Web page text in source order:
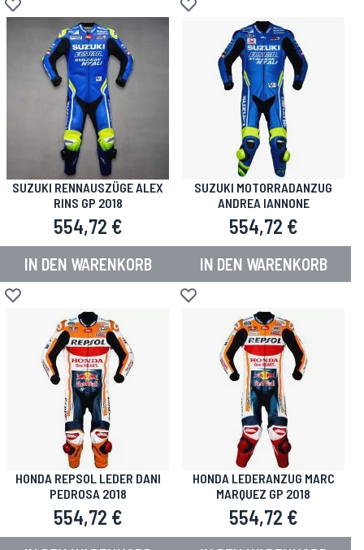
Zur Wunschliste hinzufügen Zur Wunschliste hinzufügen
SUZUKI RENNAUSZÜGE ALEX
RINS GP 2018
554,72 €
IN DEN WARENKORB
Zur Wunschliste hinzufügen
SUZUKI MOTORRADANZUG
ANDREA IANNONE
554,72 €
IN DEN WARENKORB
Zur Wunschliste hinzufügen
HONDA REPSOL LEDER DANI
PEDROSA 2018
554,72 €
HONDA LEDERANZUG MARC
MARQUEZ GP 2018
554,72 €